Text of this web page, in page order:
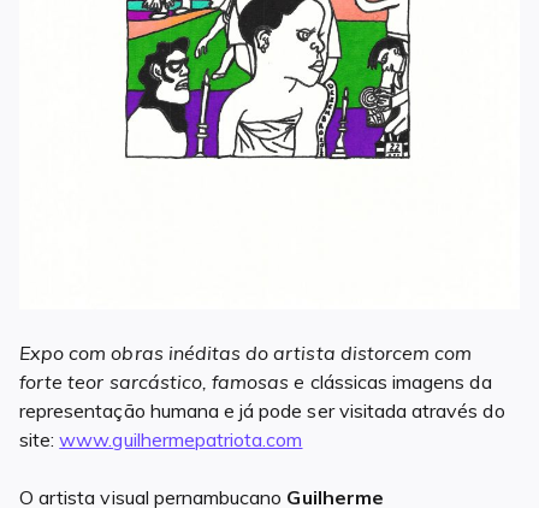
Expo com obras inéditas do artista distorcem com
forte teor sarcástico, famosas e clássicas imagens da
representação humana e já pode ser visitada através do
site:www.guilhermepatriota.com
O artista visual pernambucano Guilherme